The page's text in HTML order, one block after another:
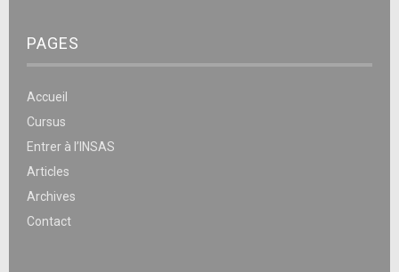
PAGES
Accueil
Cursus
Entrer à l’INSAS
Articles
Archives
Contact